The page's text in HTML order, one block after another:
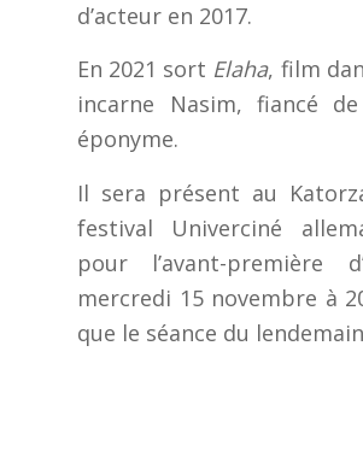
d’acteur en 2017.
En 2021 sort Elaha, film
incarne Nasim, fiancé de
éponyme.
Il sera présent au
festival Univerciné
pour l’avant-première
mercredi 15 novembre à
que le séance du